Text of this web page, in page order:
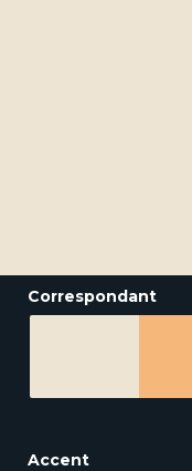
Correspondant
Accent